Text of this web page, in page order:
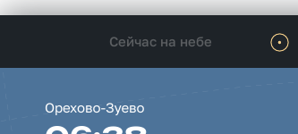
Сейчас на небе